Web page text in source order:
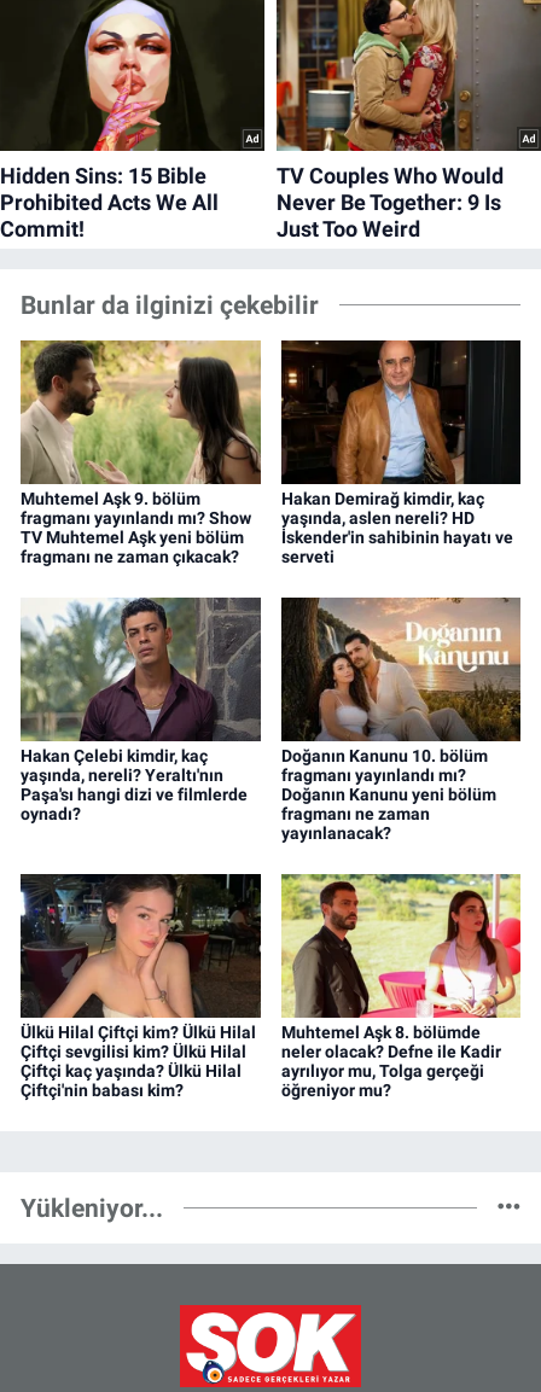
Bunlar da ilginizi çekebilir
Muhtemel Aşk 9. bölüm
fragmanı yayınlandı mı? Show
TV Muhtemel Aşk yeni bölüm
fragmanı ne zaman çıkacak?
Hakan Demirağ kimdir, kaç
yaşında, aslen nereli? HD
İskender'in sahibinin hayatı ve
serveti
Hakan Çelebi kimdir, kaç
yaşında, nereli? Yeraltı'nın
Paşa'sı hangi dizi ve filmlerde
oynadı?
Doğanın Kanunu 10. bölüm
fragmanı yayınlandı mı?
Doğanın Kanunu yeni bölüm
fragmanı ne zaman
yayınlanacak?
Ülkü Hilal Çiftçi kim? Ülkü Hilal
Çiftçi sevgilisi kim? Ülkü Hilal
Çiftçi kaç yaşında? Ülkü Hilal
Çiftçi'nin babası kim?
Muhtemel Aşk 8. bölümde
neler olacak? Defne ile Kadir
ayrılıyor mu, Tolga gerçeği
öğreniyor mu?
Yükleniyor...